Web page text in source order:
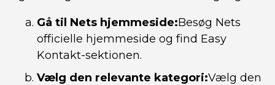
Gå til Nets hjemmeside:Besøg Nets
officielle hjemmeside og find Easy
Kontakt-sektionen.
Vælg den relevante kategori:Vælg den